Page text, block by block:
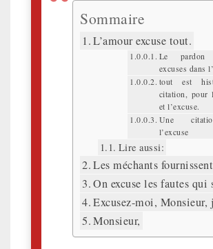
Sommaire
L’amour excuse tout.
Le
excuses dans
tout est
citation, pour
et l’excuse.
Une
l’excuse
Lire aussi:
Les méchants
On excuse les fautes qui
Excusez-moi, Monsieur,
Monsieur,